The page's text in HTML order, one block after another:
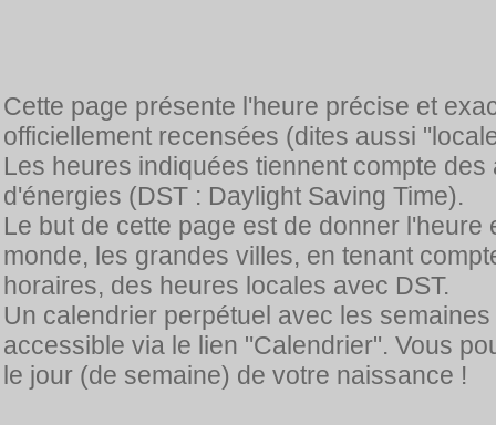
Cette page présente l'heure précise et
officiellement recensées (dites aussi
Les heures indiquées tiennent compte
d'énergies (DST : Daylight Saving Time).
Le but de cette page est de donner
monde, les grandes villes, en tenant
horaires, des heures locales avec DST.
Un calendrier perpétuel avec les
accessible via le lien "Calendrier". Vous
le jour (de semaine) de votre naissance !